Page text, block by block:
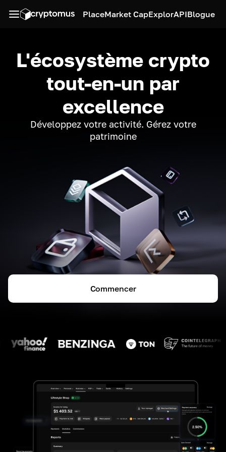
PlaceMarket CapExplorAPIBlogue
L'écosystème crypto
tout-en-un par
excellence
Développez votre activité. Gérez votre
patrimoine
Commencer